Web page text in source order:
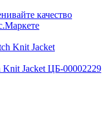
Jacket ЦБ-00002229